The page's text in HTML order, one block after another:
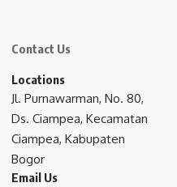
Contact Us
Locations
Jl. Purnawarman, No. 80,
Ds. Ciampea, Kecamatan
Ciampea, Kabupaten
Bogor
Email Us